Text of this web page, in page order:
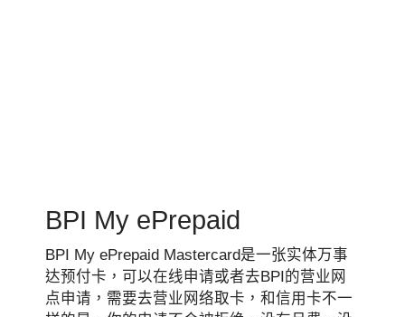
BPI My ePrepaid
BPI My ePrepaid Mastercard是一张实体万事
达预付卡，可以在线申请或者去BPI的营业网
点申请，需要去营业网络取卡，和信用卡不一